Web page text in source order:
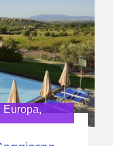
Europa,